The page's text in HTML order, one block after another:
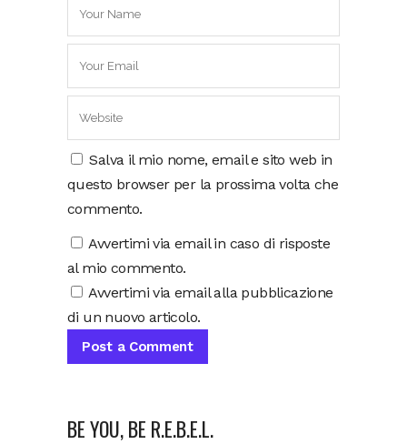
Salva il mio nome, email e sito web in
questo browser per la prossima volta che
commento.
Avvertimi via email in caso di risposte
al mio commento.
Avvertimi via email alla pubblicazione
di un nuovo articolo.
BE YOU, BE R.E.B.E.L.